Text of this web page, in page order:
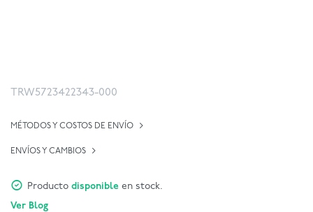
TRW5723422343-000
MÉTODOS Y COSTOS DE ENVÍO
ENVÍOS Y CAMBIOS
Producto disponible en stock.
Ver Blog